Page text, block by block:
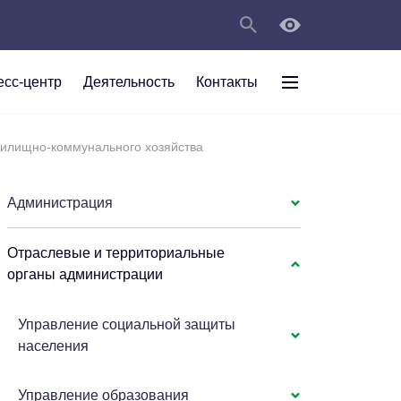
центр Деятельность Контакты
Анжеро-
коммунального хозяйства
Администрация
Отраслевые и территориальные
органы администрации
Управление социальной защиты
населения
Управление образования